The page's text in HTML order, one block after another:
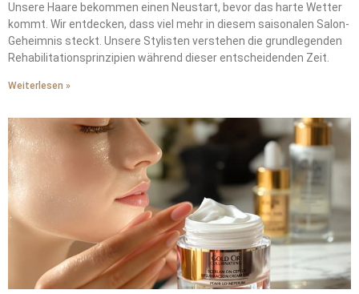
Unsere Haare bekommen einen Neustart, bevor das harte Wetter
kommt. Wir entdecken, dass viel mehr in diesem saisonalen Salon-
Geheimnis steckt. Unsere Stylisten verstehen die grundlegenden
Rehabilitationsprinzipien während dieser entscheidenden Zeit.
Weiterlesen »